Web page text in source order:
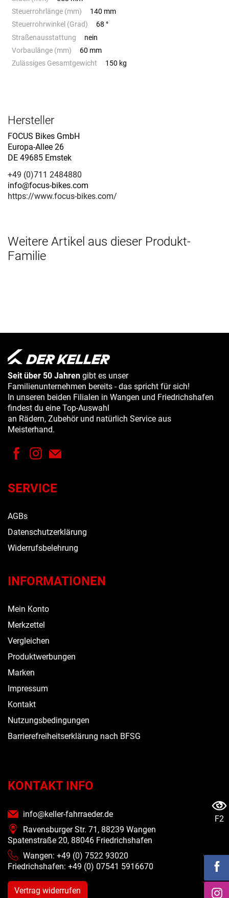
Steuerrohrlänge (mm)
140 mm
Steuerrohrwinkel (Grad)
68 °
Straßenausstattung
nein
Vorbaulänge (mm)
60 mm
Zulässiges Gesamtgewicht
150 kg
Hersteller
FOCUS Bikes GmbH
Europa-Allee 26
DE 49685 Emstek
+49 (0)711 2484880
info@focus-bikes.com
https://www.focus-bikes.com/
Weitere Artikel aus dieser Produkt-
Familie
Seit über 50 Jahren gibt es unser
Familienunternehmen bereits - das spricht für sich!
In unseren beiden Filialen in Wangen und Friedrichshafen
findest du eine Top-Auswahl
an Rädern, Zubehör und natürlich Service aus
Meisterhand.
SERVICE
AGBs
Datenschutzerklärung
Widerrufsbelehrung
INFORMATIONEN
Mein Konto
Merkzettel
Vergleichen
Produktwerbungen
Marken
Impressum
Kontakt
Nutzungsbedingungen
Barrierefreiheitserklärung nach BFSG
KONTAKT INFO
info@keller-fahrraeder.de
Ravensburger Str. 71, 88239 Wangen
Spatenstraße 20, 88046 Friedrichshafen
Wangen: +49 (0) 7522 93020
Friedrichshafen: +49 (0) 07541 5916670
Vertrag widerrufen
F2